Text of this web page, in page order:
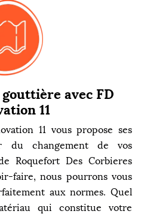
avec FD
11
11 vous propose ses
du changement de vos
Roquefort Des Corbieres
faire, nous pourrons vous
aux normes. Quel
qui constitue votre